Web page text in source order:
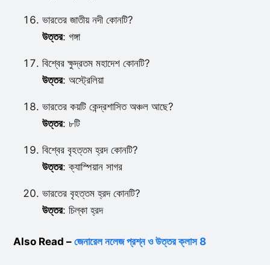
ভারতের জাতীয় নদী কোনটি?
উত্তর: গঙ্গা
বিশ্বের ক্ষুদ্রতম মহাদেশ কোনটি?
উত্তর: অস্ট্রেলিয়া
ভারতের কয়টি কেন্দ্রশাসিত অঞ্চল আছে?
উত্তর: ৮টি
বিশ্বের বৃহত্তম হ্রদ কোনটি?
উত্তর: ক্যাস্পিয়ান সাগর
ভারতের বৃহত্তম হ্রদ কোনটি?
উত্তর: চিল্কা হ্রদ
Also Read – জেনারেল নলেজ প্রশ্ন ও উত্তর ক্লাস 8